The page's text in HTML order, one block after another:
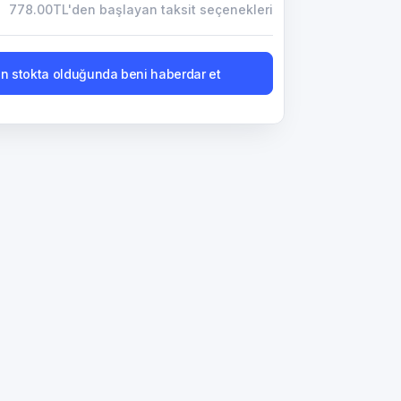
778.00TL'den başlayan taksit seçenekleri
stokta olduğunda beni haberdar et